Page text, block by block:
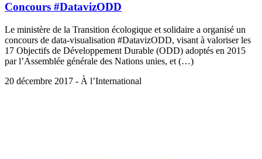
Concours #DatavizODD
Le ministère de la Transition écologique et solidaire a organisé un
concours de data-visualisation #DatavizODD, visant à valoriser les
17 Objectifs de Développement Durable (ODD) adoptés en 2015
par l’Assemblée générale des Nations unies, et (…)
20 décembre 2017 - À l’International